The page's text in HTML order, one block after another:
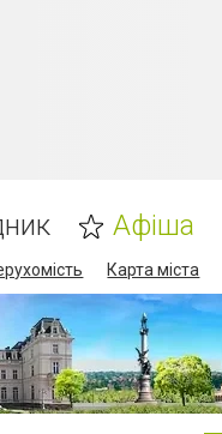
Афіша
Карта міста